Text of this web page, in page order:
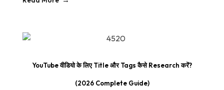
YouTube वीडियो के लिए Title और Tags कैसे Research करें?
(2026 Complete Guide)